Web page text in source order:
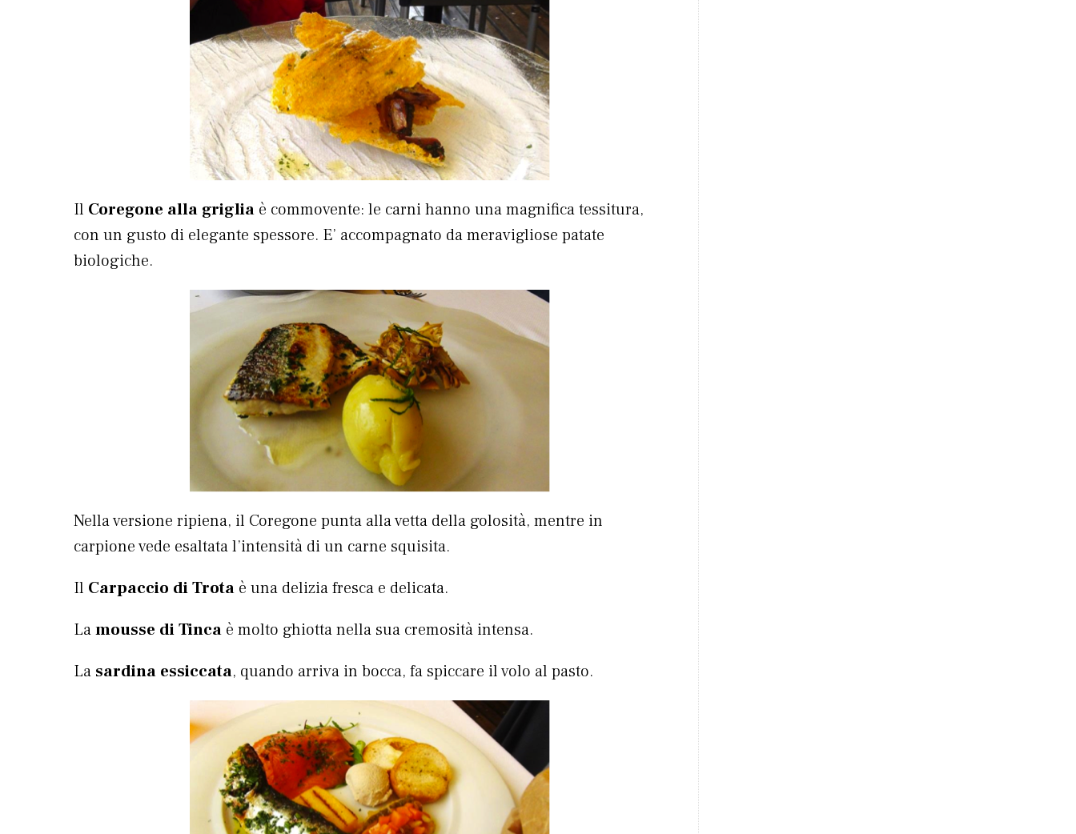
Il Coregone alla griglia è commovente: le carni hanno una magnifica tessitura,
con un gusto di elegante spessore. E’ accompagnato da meravigliose patate
biologiche.
Nella versione ripiena, il Coregone punta alla vetta della golosità, mentre in
carpione vede esaltata l’intensità di un carne squisita.
Il Carpaccio di Trota è una delizia fresca e delicata.
Lamousse di Tinca è molto ghiotta nella sua cremosità intensa.
La sardina essiccata, quando arriva in bocca, fa spiccare il volo al pasto.